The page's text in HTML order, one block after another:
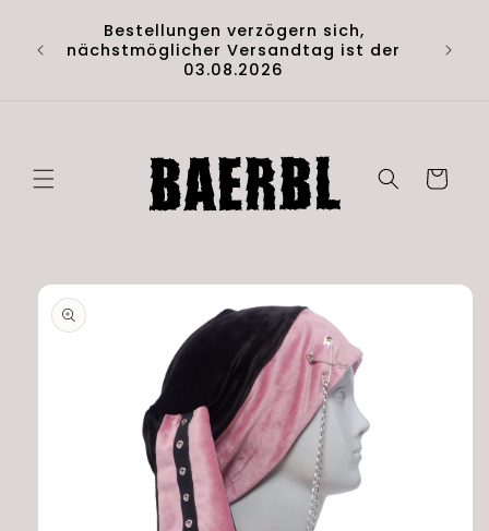
Inhalt
Bestellungen verzögern sich,
nächstmöglicher Versandtag ist der
03.08.2026
Warenkorb